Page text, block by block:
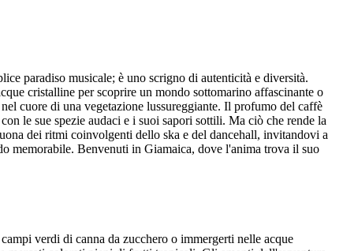
paradiso musicale; è uno scrigno di autenticità e diversità.
cristalline per scoprire un mondo sottomarino affascinante o
cuore di una vegetazione lussureggiante. Il profumo del caffè
le sue spezie audaci e i suoi sapori sottili. Ma ciò che rende la
dei ritmi coinvolgenti dello ska e del dancehall, invitandovi a
memorabile. Benvenuti in Giamaica, dove l'anima trova il suo
verdi di canna da zucchero o immergerti nelle acque